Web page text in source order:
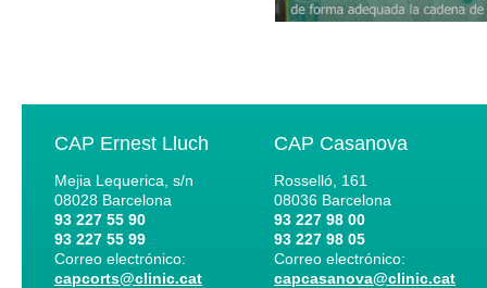
CAP Ernest Lluch
Mejia Lequerica, s/n
08028 Barcelona
93 227 55 90
93 227 55 99
Correo electrónico:
capcorts@clinic.cat
CAP Casanova
Rosselló, 161
08036 Barcelona
93 227 98 00
93 227 98 05
Correo electrónico:
capcasanova@clinic.cat